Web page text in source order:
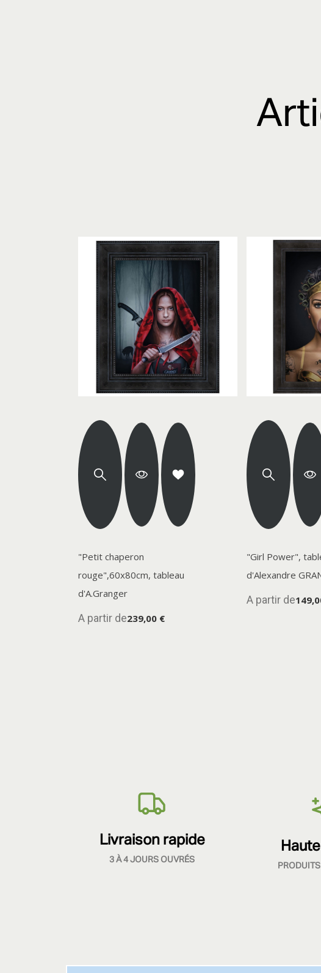
"Petit chaperon
rouge",60x80cm, tableau
d'A.Granger
A partir de239,00 €
"Girl Power",
d'Alexandre
A partir de
Livraison rapide
3 À 4 JOURS OUVRÉS